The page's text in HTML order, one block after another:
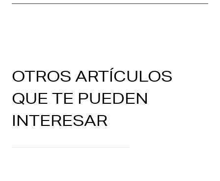
OTROS ARTÍCULOS
QUE TE PUEDEN
INTERESAR